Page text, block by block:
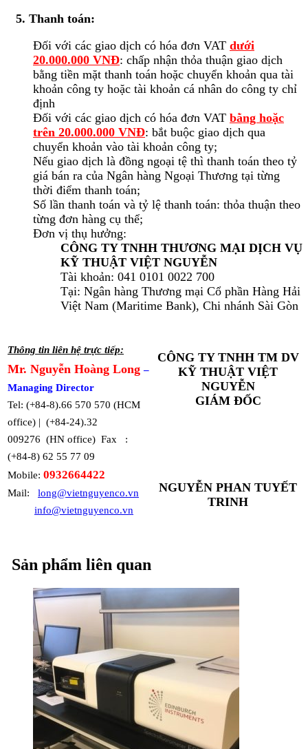
5. Thanh toán:
Đối với các giao dịch có hóa đơn VAT dưới
20.000.000 VNĐ: chấp nhận thỏa thuận giao dịch
bằng tiền mặt thanh toán hoặc chuyển khoản qua tài
khoản công ty hoặc tài khoản cá nhân do công ty chỉ
định
Đối với các giao dịch có hóa đơn VAT bằng hoặc
trên 20.000.000 VNĐ: bắt buộc giao dịch qua
chuyển khoản vào tài khoản công ty;
Nếu giao dịch là đồng ngoại tệ thì thanh toán theo tỷ
giá bán ra của Ngân hàng Ngoại Thương tại từng
thời điểm thanh toán;
Số lần thanh toán và tỷ lệ thanh toán: thỏa thuận theo
từng đơn hàng cụ thể;
Đơn vị thụ hưởng:
CÔNG TY TNHH THƯƠNG MẠI DỊCH VỤ
KỸ THUẬT VIỆT NGUYỄN
Tài khoản: 041 0101 0022 700
Tại: Ngân hàng Thương mại Cổ phần Hàng Hải
Việt Nam (Maritime Bank), Chi nhánh Sài Gòn
Thông tin liên hệ trực tiếp:
Mr. Nguyễn Hoàng Long–
Managing Director
Tel: (+84-8).66 570 570 (HCM
office) | (+84-24).32
009276 (HN office) Fax :
(+84-8) 62 55 77 09
Mobile: 0932664422
Mail: long@vietnguyenco.vn
info@vietnguyenco.vn
CÔNG TY TNHH TM DV
KỸ THUẬT VIỆT
NGUYỄN
GIÁM ĐỐC
NGUYỄN PHAN TUYẾT
TRINH
Sản phẩm liên quan